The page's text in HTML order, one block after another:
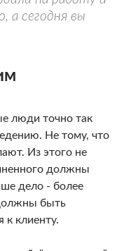
а сегодня вы
люди точно так
Не тому, что
Из этого не
должны
дело - более
быть
к клиенту.